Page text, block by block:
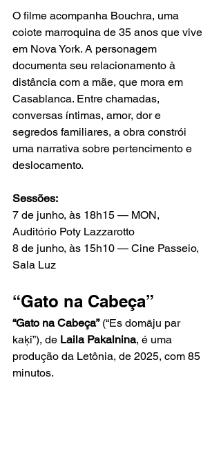
O filme acompanha Bouchra, uma
coiote marroquina de 35 anos que vive
em Nova York. A personagem
documenta seu relacionamento à
distância com a mãe, que mora em
Casablanca. Entre chamadas,
conversas íntimas, amor, dor e
segredos familiares, a obra constrói
uma narrativa sobre pertencimento e
deslocamento.
Sessões:
7 de junho, às 18h15 — MON,
Auditório Poty Lazzarotto
8 de junho, às 15h10 — Cine Passeio,
Sala Luz
“Gato na Cabeça”
“Gato na Cabeça” (“Es domāju par
kaķi”), de Laila Pakalnina, é uma
produção da Letônia, de 2025, com 85
minutos.